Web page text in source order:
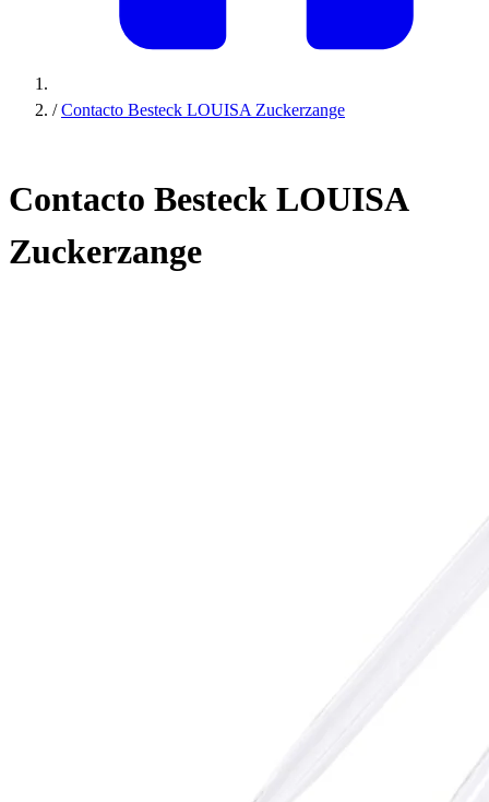
/ Contacto Besteck LOUISA Zuckerzange
Contacto Besteck LOUISA
Zuckerzange